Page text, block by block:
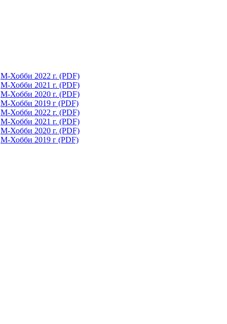
М-Хобби 2022 г. (PDF)
М-Хобби 2021 г. (PDF)
М-Хобби 2020 г. (PDF)
М-Хобби 2019 г (PDF)
М-Хобби 2022 г. (PDF)
М-Хобби 2021 г. (PDF)
М-Хобби 2020 г. (PDF)
М-Хобби 2019 г (PDF)